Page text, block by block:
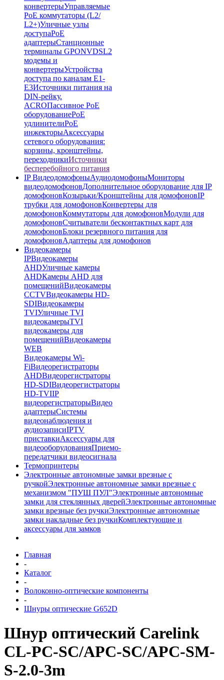
конвертерыУправляемые
PoE коммутаторы (L2/
L2+)Уличные узлы
доступаPoE
адаптерыСтанционные
терминалы GPONVDSL2
модемы и
конвертерыУстройства
доступа по каналам E1-
E3Источники питания на
DIN-рейку.
ACROПассивное PoE
оборудованиеPoE
удлинителиPoE
инжекторыАксессуары
сетевого оборудования:
корзины, кронштейны,
переходникиИсточники
бесперебойного питания
IP ВидеодомофоныАудиодомофоныМониторы
видеодомофоновДополнительное оборудование для IP
домофоновКозырьки/Кронштейны для домофоновIP
трубки для домофоновКонвертеры для
домофоновКоммутаторы для домофоновМодули для
домофоновСчитыватели бесконтактных карт для
домофоновБлоки резервного питания для
домофоновАдаптеры для домофонов
Видеокамеры
IPВидеокамеры
AHDУличные камеры
AHDКамеры AHD для
помещенийВидеокамеры
CCTVВидеокамеры HD-
SDIВидеокамеры
TVIУличные TVI
видеокамерыTVI
видеокамеры для
помещенийВидеокамеры
WEB
Видеокамеры Wi-
FiВидеорегистраторы
AHDВидеорегистраторы
HD-SDIВидеорегистраторы
HD-TVIIP
видеорегистраторыВидео
адаптерыСистемы
видеонаблюдения и
аудиозаписиIPTV
приставкиАксессуары для
видеооборудованияПриемо-
передатчики видеосигнала
Термопринтеры
Электронные автономные замки врезные с
ручкойЭлектронные автономные замки врезные с
механизмом "ПУШ ПУЛ"Электронные автономные
замки для стеклянных дверейЭлектронные автономные
замки врезные без ручкиЭлектронные автономные
замки накладные без ручкиКомплектующие и
аксессуары для замков
Главная
-
Каталог
-
Волоконно-оптические компоненты
-
Шнуры оптические G652D
Шнур оптический Carelink
CL-PC-SC/APC-SC/APC-SM-
S-2.0-3m